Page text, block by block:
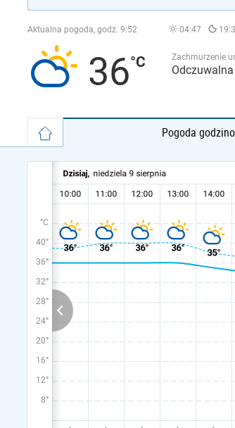
Aktualna pogoda, godz. 9:52 04:47
36 Zachmurzenie
Odczuwalna
Pogoda
°C
40°
36°
32°
28°
24°
20°
16°
12°
8°